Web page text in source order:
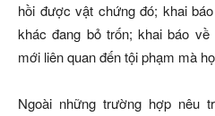
hồi được vật chứng đó; khai
khác đang bỏ trốn; khai báo
mới liên quan đến tội phạm mà
Ngoài những trường hợp nêu